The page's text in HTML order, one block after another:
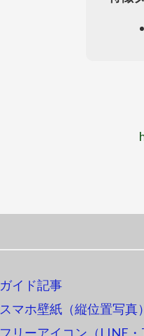
ガイド記事
スマホ壁紙（縦位置写真）
フリーアイコン（LINE・